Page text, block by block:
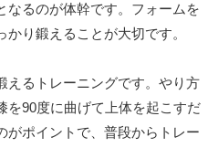
なるのが体幹です。フォームを
り鍛えることが大切です。
えるトレーニングです。やり方
を90度に曲げて上体を起こすだ
がポイントで、普段からトレー